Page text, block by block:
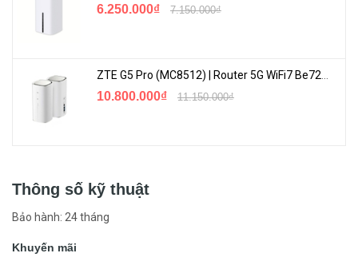
6.250.000₫ 7.150.000₫
10.800.000₫ 11.150.000₫
Thông số kỹ thuật
Bảo hành: 24 tháng
Khuyến mãi